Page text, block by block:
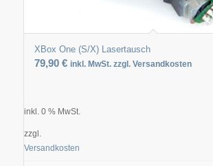
XBox One (S/X) Lasertausch
79,90 € inkl. MwSt. zzgl. Versandkosten
inkl. 0 % MwSt.
zzgl.
Versandkosten